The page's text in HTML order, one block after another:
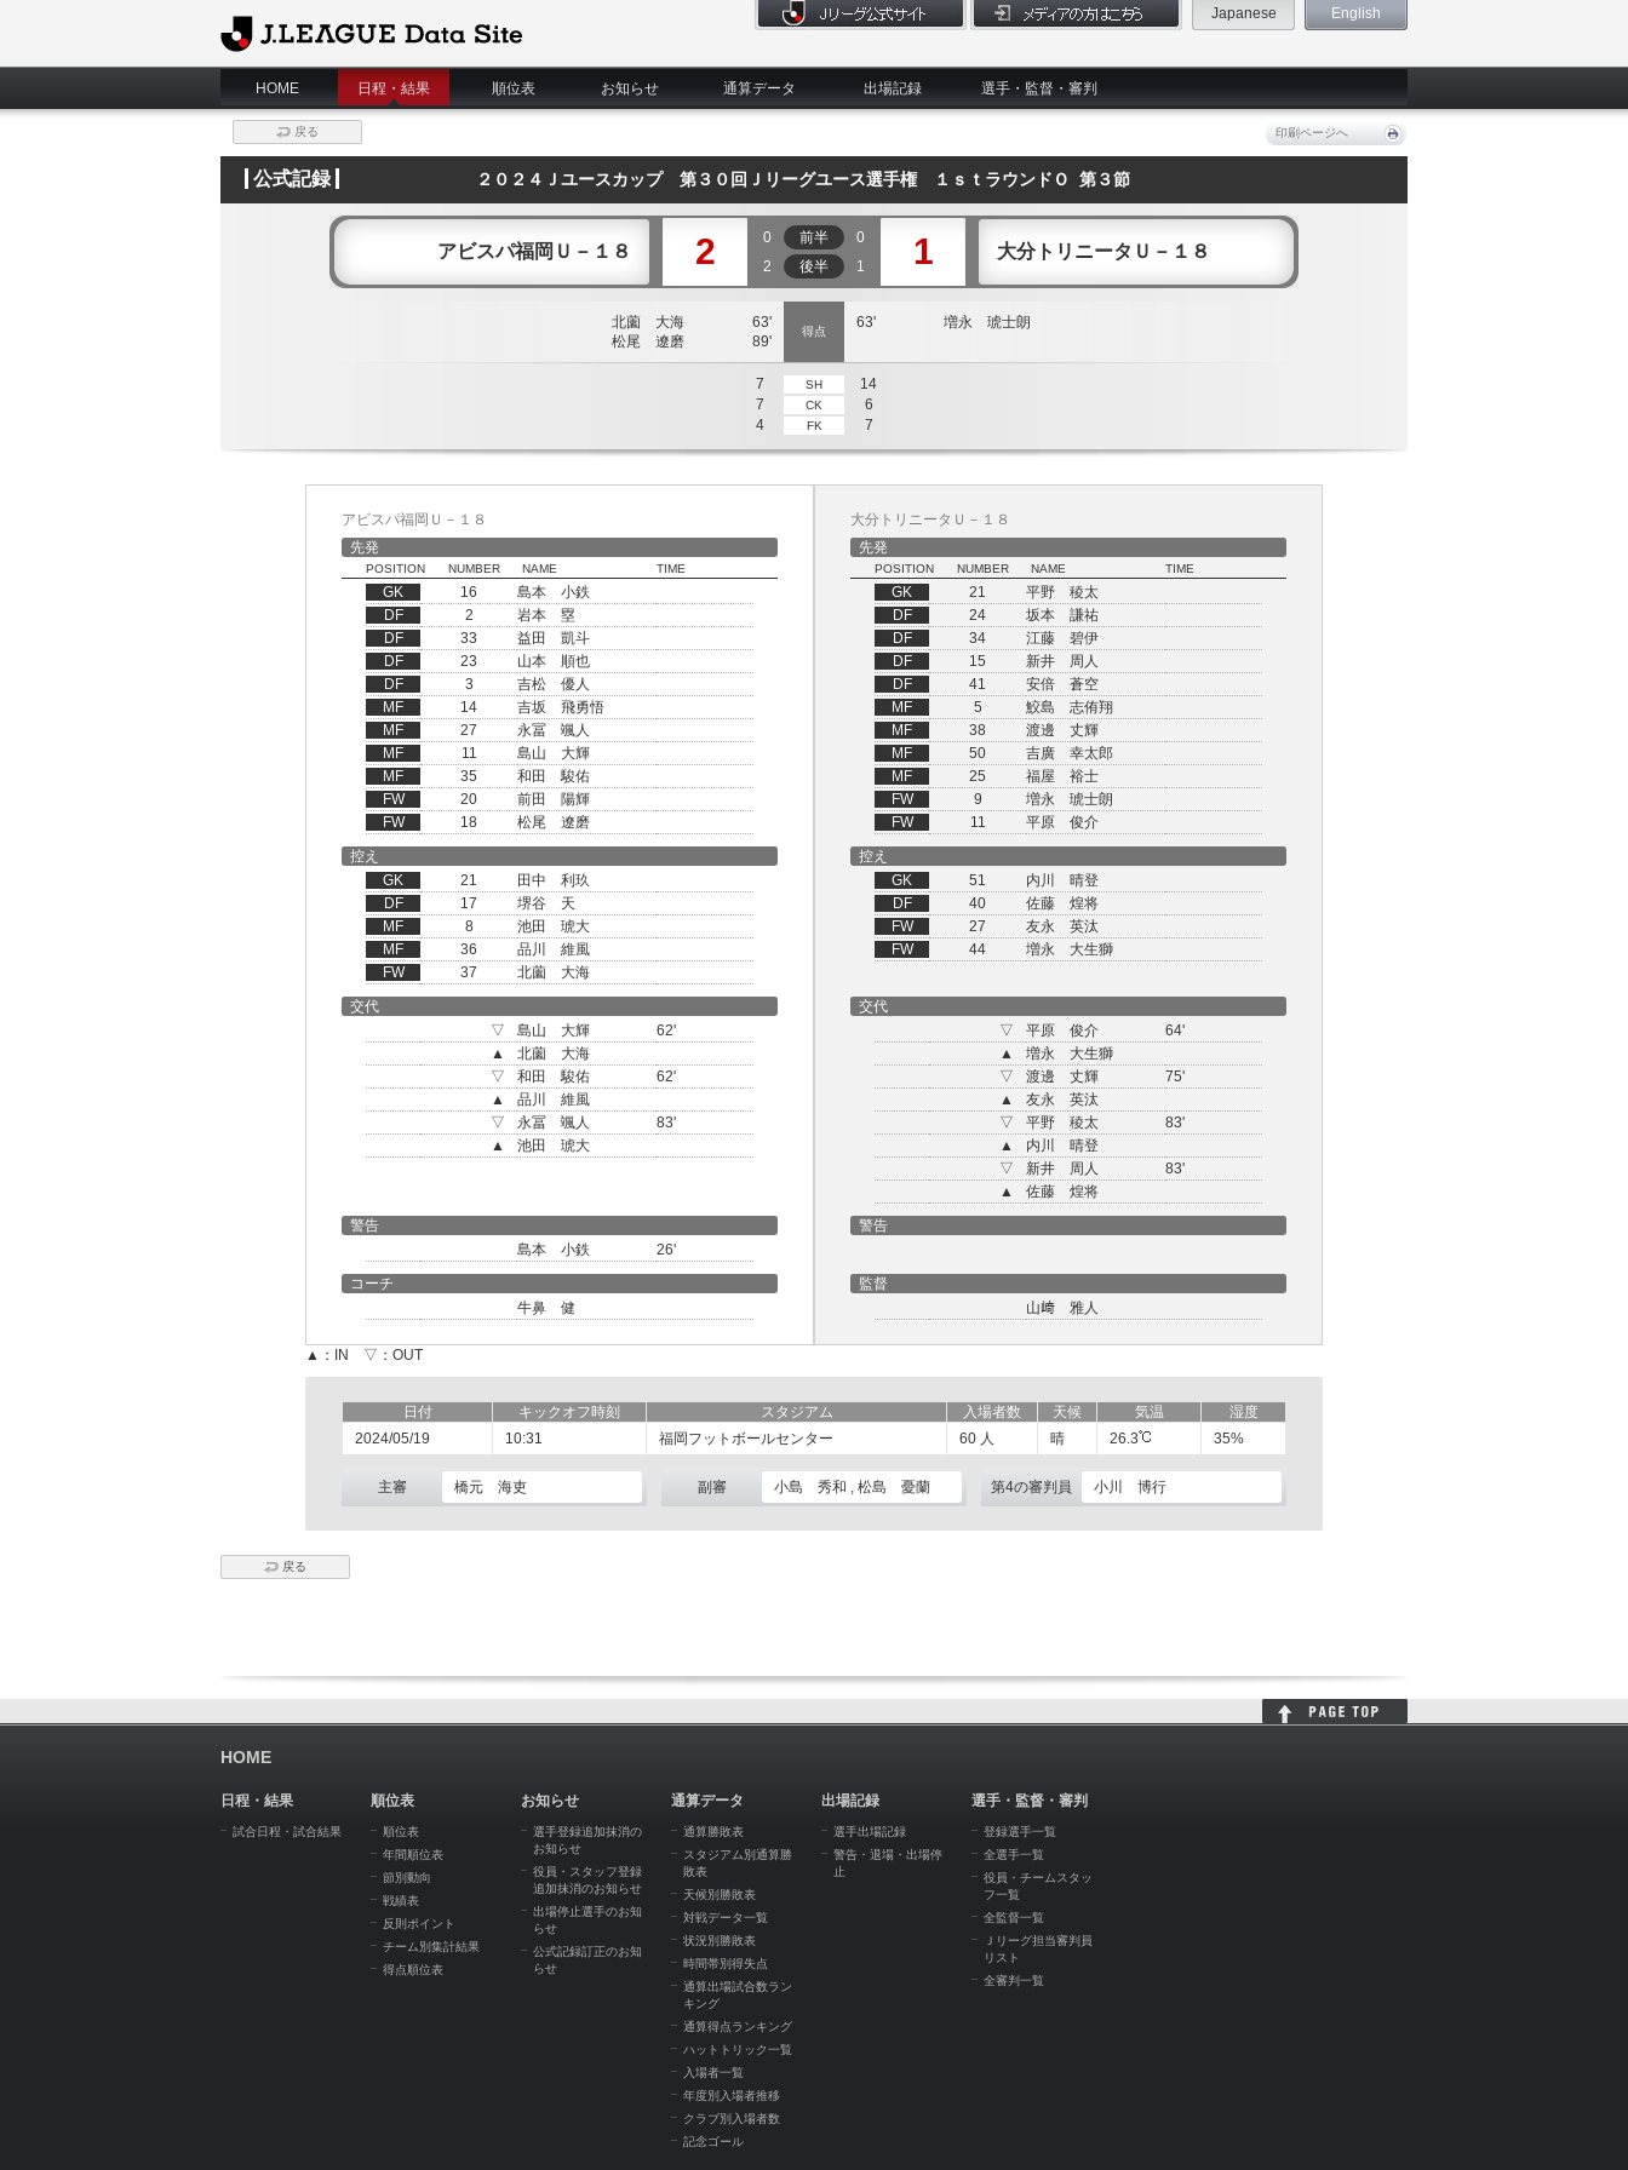
J.League Data Site
Japanese English
HOME 日程・結果 順位表 お知らせ 通算データ 出場記録 選手・監督・審判
戻る 印刷ページへ
公式記録 ２０２４Ｊユースカップ 第３０回Ｊリーグユース選手権 １ｓｔラウンドＯ 第３節
アビスパ福岡Ｕ－１８ 2 0 前半
0
2
後半 1 1 大分トリニータＵ－１８
北薗 大海
63'
松尾 遼磨
89'
得点
63' 増永 琥士朗
7 SH
14
7
CK
6
4
FK 7
アビスパ福岡Ｕ－１８
先発
POSITION NUMBER NAME TIME
GK 16
島本 小鉄
DF
2
岩本 塁
DF
33
益田 凱斗
DF
23
山本 順也
DF
3
吉松 優人
MF
14
吉坂 飛勇悟
MF
27
永冨 颯人
MF
11
島山 大輝
MF
35
和田 駿佑
FW
20
前田 陽輝
FW
18 松尾 遼磨
大分トリニータＵ－１８
先発
POSITION NUMBER NAME TIME
GK 21
平野 稜太
DF
24
坂本 謙祐
DF
34
江藤 碧伊
DF
15
新井 周人
DF
41
安倍 蒼空
MF
5
鮫島 志侑翔
MF
38
渡邊 丈輝
MF
50
吉廣 幸太郎
MF
25
福屋 裕士
FW
9
増永 琥士朗
FW
11
平原 俊介
控え
GK
21
田中 利玖
DF
17
堺谷 天
MF
8
池田 琥大
MF
36
品川 維風
FW
37 北薗 大海
控え
GK
51
内川 晴登
DF
40
佐藤 煌将
FW
27
友永 英汰
FW
44 増永 大生獅
交代
▽
島山 大輝
62'
▲
北薗 大海
▽
和田 駿佑
62'
▲
品川 維風
▽
永冨 颯人
83'
▲
池田 琥大
交代
▽
平原 俊介
64'
▲
増永 大生獅
▽
渡邊 丈輝
75'
▲
友永 英汰
▽
平野 稜太
83'
▲
内川 晴登
▽
新井 周人
83'
▲
佐藤 煌将
警告
島本 小鉄
26'
警告
コーチ
牛鼻 健
監督
山﨑 雅人
▲：IN ▽：OUT
日付 キックオフ時刻 スタジアム 入場者数 天候 気温
湿度
2024/05/19
10:31 福岡フットボールセンター 60 人 晴 26.3 35%
主審 橋元 海吏 副審 小島 秀和 , 松島 憂蘭 第4の審判員 小川 博行
戻る
HOME
日程・結果
試合日程・試合結果
順位表
順位表
年間順位表
節別動向
戦績表
反則ポイント
チーム別集計結果
得点順位表
お知らせ
選手登録追加抹消の
お知らせ
役員・スタッフ登録
追加抹消のお知らせ
出場停止選手のお知
らせ
公式記録訂正のお知
らせ
通算データ
通算勝敗表
スタジアム別通算勝
敗表
天候別勝敗表
対戦データ一覧
状況別勝敗表
時間帯別得失点
通算出場試合数ラン
キング
通算得点ランキング
ハットトリック一覧
入場者一覧
年度別入場者推移
クラブ別入場者数
記念ゴール
出場記録
選手出場記録
警告・退場・出場停
止
選手・監督・審判
登録選手一覧
全選手一覧
役員・チームスタッ
フ一覧
全監督一覧
Ｊリーグ担当審判員
リスト
全審判一覧